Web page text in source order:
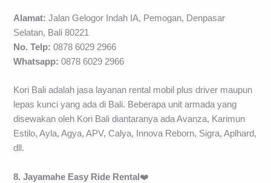
Alamat: Jalan Gelogor Indah IA, Pemogan, Denpasar
Selatan, Bali 80221
No. Telp: 0878 6029 2966
Whatsapp: 0878 6029 2966
Kori Bali adalah jasa layanan rental mobil plus driver maupun
lepas kunci yang ada di Bali. Beberapa unit armada yang
disewakan oleh Kori Bali diantaranya ada Avanza, Karimun
Estilo, Ayla, Agya, APV, Calya, Innova Reborn, Sigra, Aplhard,
dll.
8. Jayamahe Easy Ride Rental ❤️